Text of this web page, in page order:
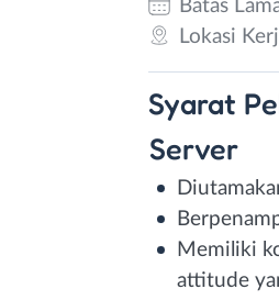
Batas
Lokasi
Syarat
Server
Memiliki
attitude